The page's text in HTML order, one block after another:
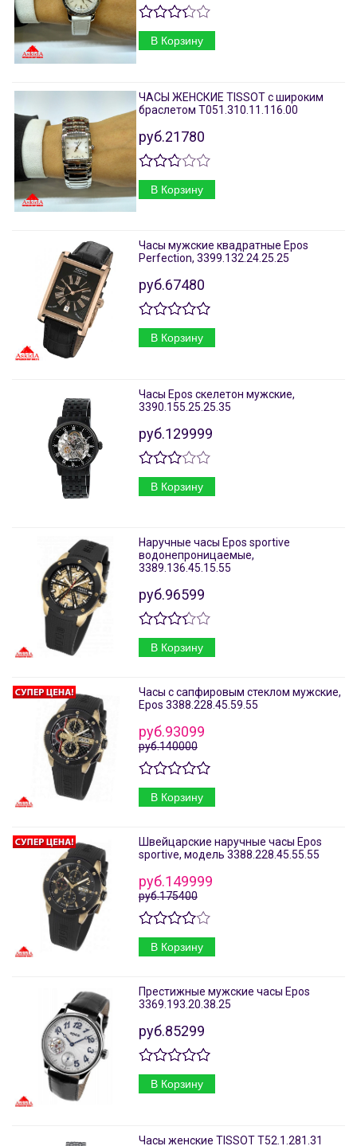
В Корзину
ЧАСЫ ЖЕНСКИЕ TISSOT с широким
браслетом T051.310.11.116.00
руб.21780
В Корзину
Часы мужские квадратные Epos
Perfection, 3399.132.24.25.25
руб.67480
В Корзину
Часы Epos скелетон мужские,
3390.155.25.25.35
руб.129999
В Корзину
Наручные часы Epos sportive
водонепроницаемые,
3389.136.45.15.55
руб.96599
В Корзину
Часы с сапфировым стеклом мужские,
Epos 3388.228.45.59.55
руб.93099
руб.140000
В Корзину
Швейцарские наручные часы Epos
sportive, модель 3388.228.45.55.55
руб.149999
руб.175400
В Корзину
Престижные мужские часы Epos
3369.193.20.38.25
руб.85299
В Корзину
Часы женские TISSOT T52.1.281.31